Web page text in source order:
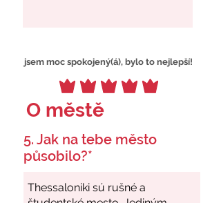
jsem moc spokojený(á), bylo to nejlepší!
O městě
5. Jak na tebe město
působilo?*